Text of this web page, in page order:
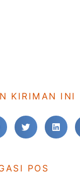
KIRIMAN INI
POS